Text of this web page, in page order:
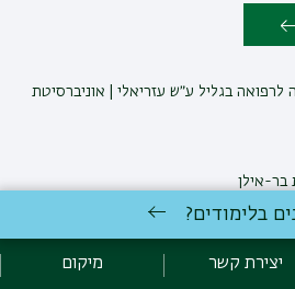
לרפואה בגליל ע״ש עזריאלי | אוניברסיטת
בר-אילן
בר-אילן
בלימודים?
יצירת קשר מיקום